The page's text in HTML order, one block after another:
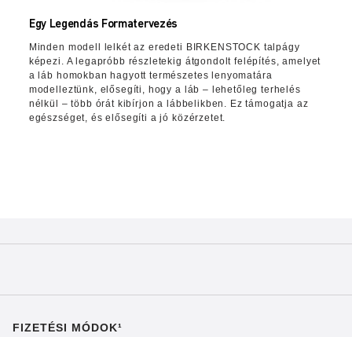
Egy Legendás Formatervezés
Minden modell lelkét az eredeti BIRKENSTOCK talpágy
képezi. A legapróbb részletekig átgondolt felépítés, amelyet
a láb homokban hagyott természetes lenyomatára
modelleztünk, elősegíti, hogy a láb – lehetőleg terhelés
nélkül – több órát kibírjon a lábbelikben. Ez támogatja az
egészséget, és elősegíti a jó közérzetet.
FIZETÉSI MÓDOK¹